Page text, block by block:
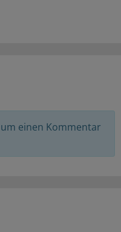
einen Kommentar